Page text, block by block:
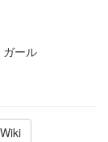
ガール
Wiki